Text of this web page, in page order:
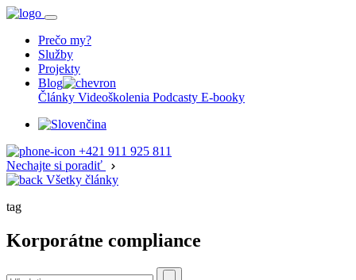
Prečo my?
Služby
Projekty
Blog
Články Videoškolenia Podcasty E-booky
+421 911 925 811
Nechajte si poradiť
Všetky články
tag
Korporátne compliance